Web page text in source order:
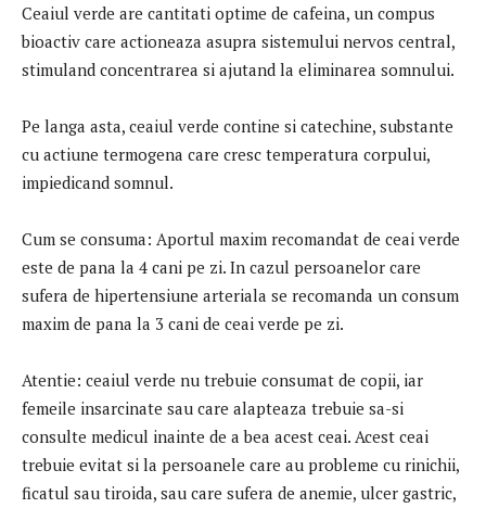
Ceaiul verde are cantitati optime de cafeina, un compus
bioactiv care actioneaza asupra sistemului nervos central,
stimuland concentrarea si ajutand la eliminarea somnului.
Pe langa asta, ceaiul verde contine si catechine, substante
cu actiune termogena care cresc temperatura corpului,
impiedicand somnul.
Cum se consuma: Aportul maxim recomandat de ceai verde
este de pana la 4 cani pe zi. In cazul persoanelor care
sufera de hipertensiune arteriala se recomanda un consum
maxim de pana la 3 cani de ceai verde pe zi.
Atentie: ceaiul verde nu trebuie consumat de copii, iar
femeile insarcinate sau care alapteaza trebuie sa-si
consulte medicul inainte de a bea acest ceai. Acest ceai
trebuie evitat si la persoanele care au probleme cu rinichii,
ficatul sau tiroida, sau care sufera de anemie, ulcer gastric,